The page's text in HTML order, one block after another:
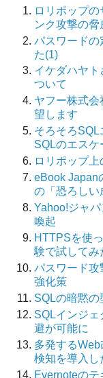
ロリポップ
ンク攻撃の脅
パスワードの
た(1)
イケダハヤト
ついて
ヤフー株式
望します
そろそろ
SQLのエスケ
ロリポップ
eBook Japan
の「恐ろしい
Yahoo!ジャ
喚起
HTTPSを使
験で試してみ
パスワード攻
強化策
SQLの暗黙
SQLインジェ
避が可能に
多発する
検知を導入し
Evernoteの